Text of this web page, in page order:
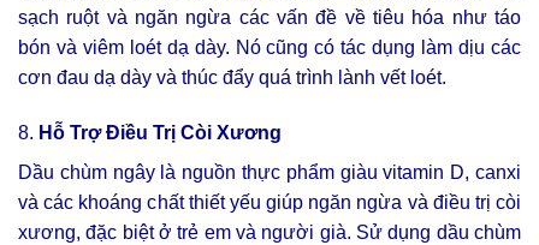
sạch ruột và ngăn ngừa các vấn đề về tiêu hóa như táo
bón và viêm loét dạ dày. Nó cũng có tác dụng làm dịu các
cơn đau dạ dày và thúc đẩy quá trình lành vết loét.
8. Hỗ Trợ Điều Trị Còi Xương
Dầu chùm ngây là nguồn thực phẩm giàu vitamin D, canxi
và các khoáng chất thiết yếu giúp ngăn ngừa và điều trị còi
xương, đặc biệt ở trẻ em và người già. Sử dụng dầu chùm